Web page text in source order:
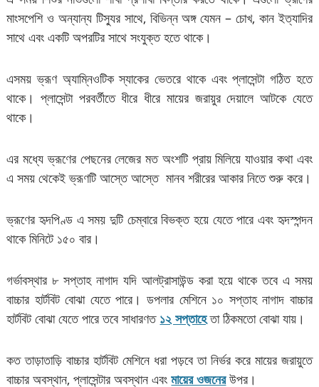
মাংসপেশি ও অন্যান্য টিস্যুর সাথে, বিভিন্ন অঙ্গ যেমন – চোখ, কান ইত্যাদির
সাথে এবং একটি অপরটির সাথে সংযুক্ত হতে থাকে।
এসময় ভ্রূণ অ্যাম্নিওটিক স্যাকের ভেতরে থাকে এবং প্লাসেন্টা গঠিত হতে
থাকে। প্লাসেন্টা পরবর্তীতে ধীরে ধীরে মায়ের জরায়ুর দেয়ালে আটকে যেতে
থাকে।
এর মধ্যে ভ্রূণের পেছনের লেজের মত অংশটি প্রায় মিলিয়ে যাওয়ার কথা এবং
এ সময় থেকেই ভ্রূণটি আস্তে আস্তে মানব শরীরের আকার নিতে শুরু করে।
ভ্রূণের হৃদপিণ্ড এ সময় দুটি চেম্বারে বিভক্ত হয়ে যেতে পারে এবং হৃদস্পন্দন
থাকে মিনিটে ১৫০ বার।
গর্ভাবস্থার ৮ সপ্তাহ নাগাদ যদি আলট্রাসাউন্ড করা হয়ে থাকে তবে এ সময়
বাচ্চার হার্টবিট বোঝা যেতে পারে। ডপলার মেশিনে ১০ সপ্তাহ নাগাদ বাচ্চার
হার্টবিট বোঝা যেতে পারে তবে সাধারণত ১২ সপ্তাহেতা ঠিকমতো বোঝা যায়।
কত তাড়াতাড়ি বাচ্চার হার্টবিট মেশিনে ধরা পড়বে তা নির্ভর করে মায়ের জরায়ুতে
বাচ্চার অবস্থান, প্লাসেন্টার অবস্থান এবংমায়ের ওজনেরউপর।